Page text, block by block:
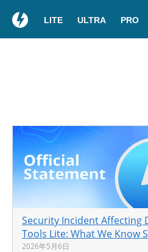
LITE ULTRA PRO
Security Incident Affecting
Tools Lite: What We Know
2026年5月6日